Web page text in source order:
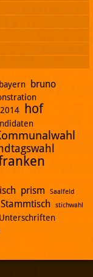
bayern
bruno
hof
prism Saalfeld
Stammtisch stichwahl
Unterschriften